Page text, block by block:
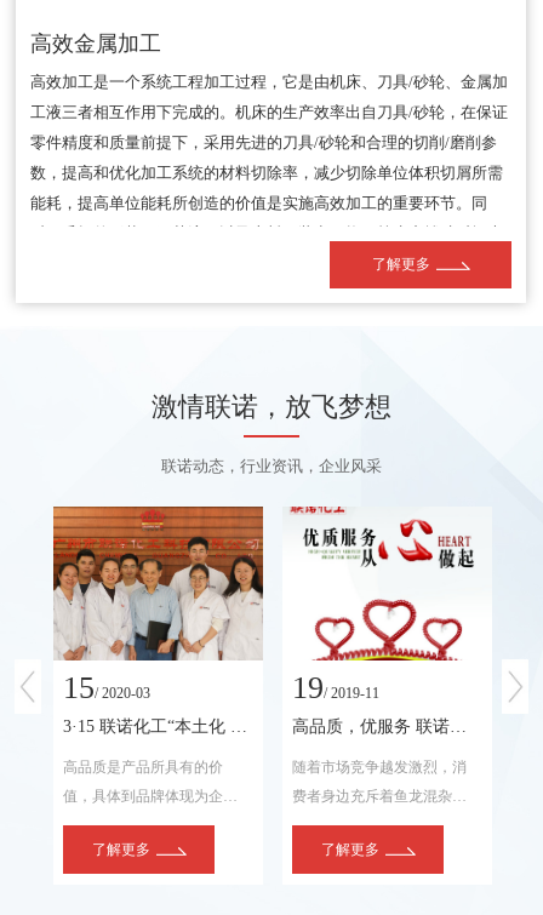
高效金属加工
高效加工是一个系统工程加工过程，它是由机床、刀具/砂轮、金属加
工液三者相互作用下完成的。机床的生产效率出自刀具/砂轮，在保证
零件精度和质量前提下，采用先进的刀具/砂轮和合理的切削/磨削参
数，提高和优化加工系统的材料切除率，减少切除单位体积切屑所需
能耗，提高单位能耗所创造的价值是实施高效加工的重要环节。同
是决定生产效率的重要因素。可见，高效加工涉及到零件加工各个环
了解更多
激情联诺，放飞梦想
联诺动态，行业资讯，企业风采
15/ 2020-03
3·15 联诺化工“本土化 高品质”为行业树品质典范
高品质是产品所具有的价
值，具体到品牌体现为企业
价值、产品价值、顾客价
了解更多
19/ 2019-11
高品质，优服务 联诺化工售后无忧放心购
随着市场竞争越发激烈，消
费者身边充斥着鱼龙混杂的
各类金属加工液产品。很多
所谓主打高性价比的产品或
了解更多